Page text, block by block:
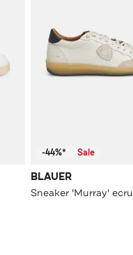
-44%* Sale
BLAUER
Sneaker 'Murray' ecru